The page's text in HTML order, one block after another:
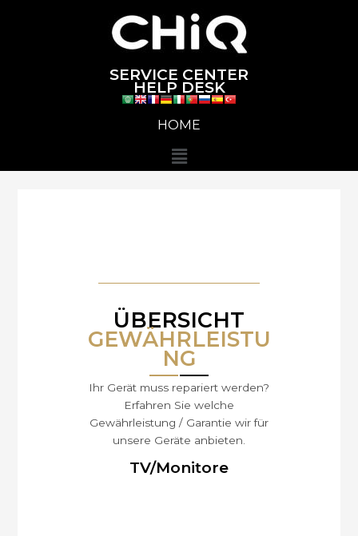
SERVICE CENTER
HELP DESK
HOME
Menü
ÜBERSICHT
GEWÄHRLEISTU
NG
Ihr Gerät muss repariert werden?
Erfahren Sie welche
Gewährleistung / Garantie wir für
unsere Geräte anbieten.
TV/Monitore